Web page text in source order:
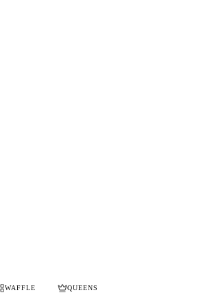
WAFFLE QUEENS